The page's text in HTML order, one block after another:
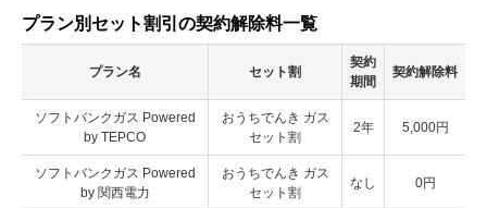
AM（9：00 ～ 12：00）
PM（13：00 ～ 15：00）
PM（15：00 ～ 17：00）
立ち会いについて
ガスメーター設置場所まで担当者が立ち入ることができれば、立
ち会いの必要はありません。
プラン別セット割引の契約解除料一覧
プラン名 セット割
契約
期間
契約解除料
ソフトバンクガス Powered
by TEPCO
おうちでんき ガス
セット割
2年 5,000円
ソフトバンクガス Powered
by 関西電力
おうちでんき ガス
セット割
なし 0円